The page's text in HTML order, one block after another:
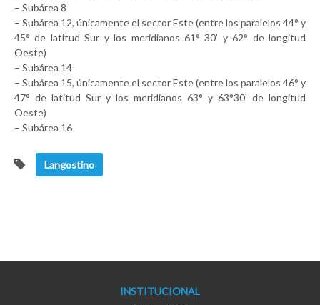
– Subárea 8
– Subárea 12, únicamente el sector Este (entre los paralelos 44° y
45° de latitud Sur y los meridianos 61° 30’ y 62° de longitud
Oeste)
– Subárea 14
– Subárea 15, únicamente el sector Este (entre los paralelos 46° y
47° de latitud Sur y los meridianos 63° y 63°30’ de longitud
Oeste)
– Subárea 16
Langostino
INSTITUCIONAL